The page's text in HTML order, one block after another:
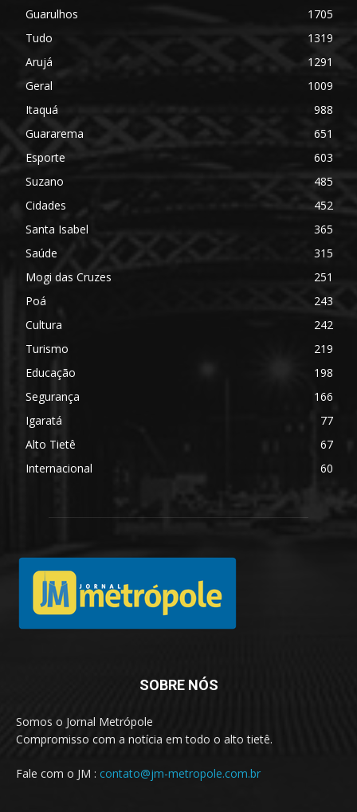
Guarulhos
1705
Tudo
1319
Arujá
1291
Geral
1009
Itaquá
988
Guararema
651
Esporte
603
Suzano
485
Cidades
452
Santa Isabel
365
Saúde
315
Mogi das Cruzes
251
Poá
243
Cultura
242
Turismo
219
Educação
198
Segurança
166
Igaratá
77
Alto Tietê
67
Internacional
60
SOBRE NÓS
Somos o Jornal Metrópole
Compromisso com a notícia em todo o alto tietê.
Fale com o JM : contato@jm-metropole.com.br